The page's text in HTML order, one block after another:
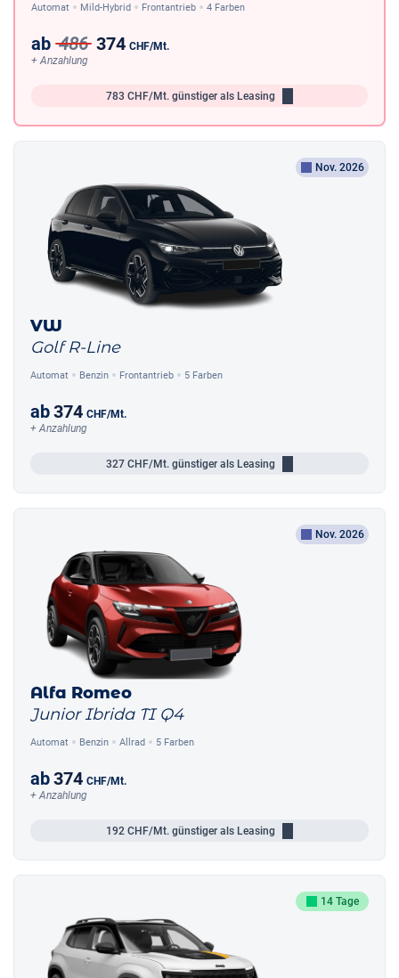
Automat Mild-Hybrid Frontantrieb 4 Farben
ab 486 374 CHF/Mt.
+ Anzahlung
783 CHF/Mt. günstiger als Leasing
Nov. 2026
VW
Golf R-Line
Automat Benzin Frontantrieb 5 Farben
ab374 CHF/Mt.
+ Anzahlung
327 CHF/Mt. günstiger als Leasing
Nov. 2026
Alfa Romeo
Junior Ibrida TI Q4
Automat Benzin Allrad 5 Farben
ab374 CHF/Mt.
+ Anzahlung
192 CHF/Mt. günstiger als Leasing
14 Tage